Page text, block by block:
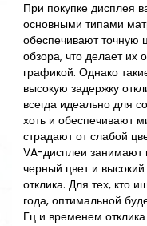
При покупке дисплея
основными типами
обеспечивают точную
обзора, что делает
графикой. Однако
высокую задержку
всегда идеально для
хоть и обеспечивают
страдают от слабой
VA-дисплеи занимают
черный цвет и
отклика. Для тех, кто
года, оптимальной
Гц и временем